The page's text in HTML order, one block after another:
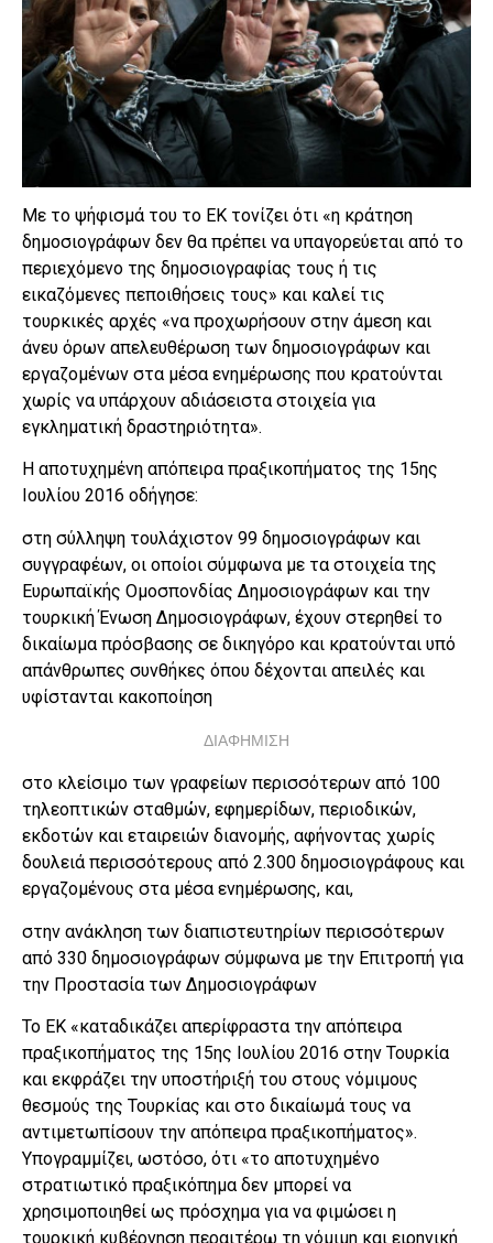
Με το ψήφισμά του το ΕΚ τονίζει ότι «η κράτηση
δημοσιογράφων δεν θα πρέπει να υπαγορεύεται από το
περιεχόμενο της δημοσιογραφίας τους ή τις
εικαζόμενες πεποιθήσεις τους» και καλεί τις
τουρκικές αρχές «να προχωρήσουν στην άμεση και
άνευ όρων απελευθέρωση των δημοσιογράφων και
εργαζομένων στα μέσα ενημέρωσης που κρατούνται
χωρίς να υπάρχουν αδιάσειστα στοιχεία για
εγκληματική δραστηριότητα».
Η αποτυχημένη απόπειρα πραξικοπήματος της 15ης
Ιουλίου 2016 οδήγησε:
στη σύλληψη τουλάχιστον 99 δημοσιογράφων και
συγγραφέων, οι οποίοι σύμφωνα με τα στοιχεία της
Ευρωπαϊκής Ομοσπονδίας Δημοσιογράφων και την
τουρκική Ένωση Δημοσιογράφων, έχουν στερηθεί το
δικαίωμα πρόσβασης σε δικηγόρο και κρατούνται υπό
απάνθρωπες συνθήκες όπου δέχονται απειλές και
υφίστανται κακοποίηση
ΔΙΑΦΗΜΙΣΗ
στο κλείσιμο των γραφείων περισσότερων από 100
τηλεοπτικών σταθμών, εφημερίδων, περιοδικών,
εκδοτών και εταιρειών διανομής, αφήνοντας χωρίς
δουλειά περισσότερους από 2.300 δημοσιογράφους και
εργαζομένους στα μέσα ενημέρωσης, και,
στην ανάκληση των διαπιστευτηρίων περισσότερων
από 330 δημοσιογράφων σύμφωνα με την Επιτροπή για
την Προστασία των Δημοσιογράφων
Το ΕΚ «καταδικάζει απερίφραστα την απόπειρα
πραξικοπήματος της 15ης Ιουλίου 2016 στην Τουρκία
και εκφράζει την υποστήριξή του στους νόμιμους
θεσμούς της Τουρκίας και στο δικαίωμά τους να
αντιμετωπίσουν την απόπειρα πραξικοπήματος».
Υπογραμμίζει, ωστόσο, ότι «το αποτυχημένο
στρατιωτικό πραξικόπημα δεν μπορεί να
χρησιμοποιηθεί ως πρόσχημα για να φιμώσει η
τουρκική κυβέρνηση περαιτέρω τη νόμιμη και ειρηνική